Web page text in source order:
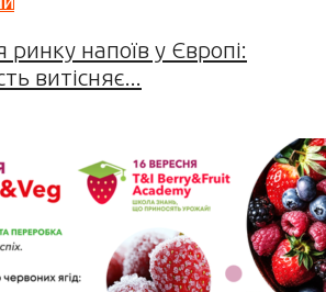
напоїв у Європі:
витісняє...